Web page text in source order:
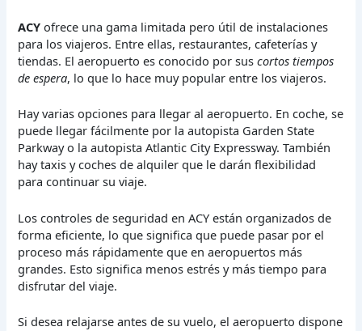
ACY ofrece una gama limitada pero útil de instalaciones
para los viajeros. Entre ellas, restaurantes, cafeterías y
tiendas. El aeropuerto es conocido por suscortos tiempos
de espera, lo que lo hace muy popular entre los viajeros.
Hay varias opciones para llegar al aeropuerto. En coche, se
puede llegar fácilmente por la autopista Garden State
Parkway o la autopista Atlantic City Expressway. También
hay taxis y coches de alquiler que le darán flexibilidad
para continuar su viaje.
Los controles de seguridad en ACY están organizados de
forma eficiente, lo que significa que puede pasar por el
proceso más rápidamente que en aeropuertos más
grandes. Esto significa menos estrés y más tiempo para
disfrutar del viaje.
Si desea relajarse antes de su vuelo, el aeropuerto dispone